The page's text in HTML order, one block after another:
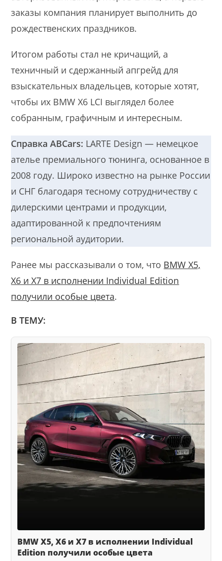
заказы компания планирует выполнить до
рождественских праздников.
Итогом работы стал не кричащий, а
техничный и сдержанный апгрейд для
взыскательных владельцев, которые хотят,
чтобы их BMW X6 LCI выглядел более
собранным, графичным и интересным.
Справка ABCars: LARTE Design — немецкое
ателье премиального тюнинга, основанное в
2008 году. Широко известно на рынке России
и СНГ благодаря тесному сотрудничеству с
дилерскими центрами и продукции,
адаптированной к предпочтениям
региональной аудитории.
Ранее мы рассказывали о том, что BMW X5,
X6 и X7 в исполнении Individual Edition
получили особые цвета.
В ТЕМУ:
BMW X5, X6 и X7 в исполнении Individual
Edition получили особые цвета